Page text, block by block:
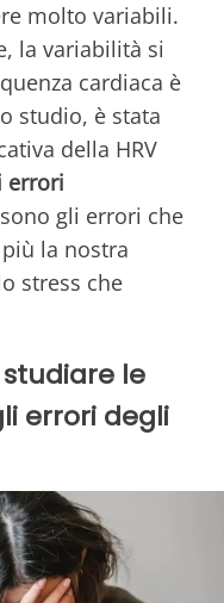
molto variabili.
la variabilità si
cardiaca è
studio, è stata
della HRV
errori
gli errori che
la nostra
stress che
le
errori degli